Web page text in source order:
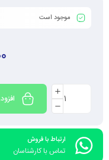
موجود است
ارتباط با فروش
تماس با کارشناسان